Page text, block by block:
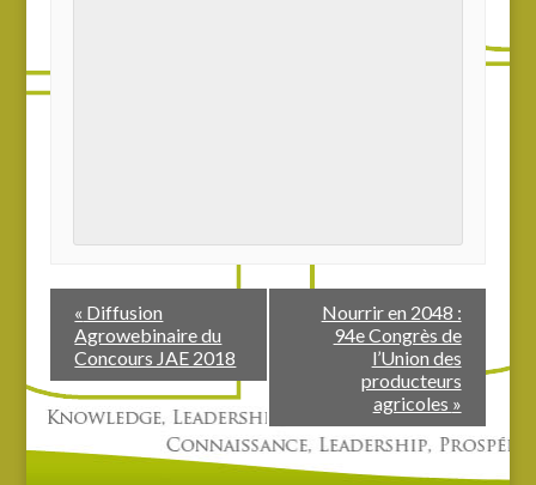
« Diffusion
Agrowebinaire du
Concours JAE 2018
Nourrir en 2048 :
94e Congrès de
l’Union des
producteurs
agricoles »